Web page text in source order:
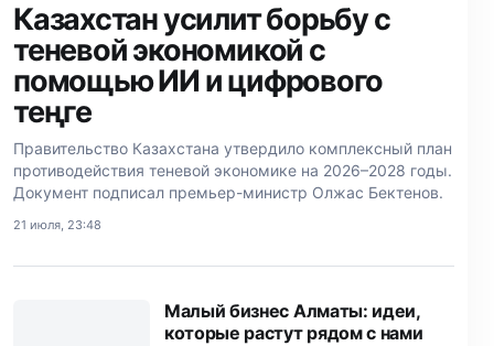
Казахстан усилит борьбу с
теневой экономикой с
помощью ИИ и цифрового
теңге
Правительство Казахстана утвердило комплексный план
противодействия теневой экономике на 2026–2028 годы.
Документ подписал премьер-министр Олжас Бектенов.
21 июля, 23:48
Малый бизнес Алматы: идеи,
которые растут рядом с нами